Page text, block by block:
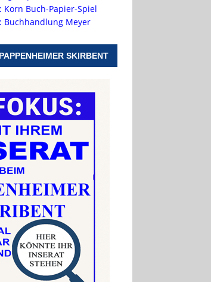
Buch-Papier-Spiel
Buchhandlung Meyer
SKIRBENT